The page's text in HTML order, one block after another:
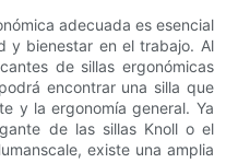
adecuada es esencial
y bienestar en el trabajo. Al
de sillas ergonómicas
encontrar una silla que
y la ergonomía general. Ya
de las sillas Knoll o el
existe una amplia